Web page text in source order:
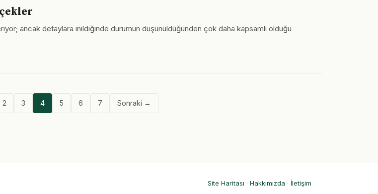
ancak detaylara inildiğinde durumun düşünüldüğünden çok daha kapsamlı olduğu
2 3 4 5 6 7 Sonraki →
Site Haritası · Hakkımızda · İletişim